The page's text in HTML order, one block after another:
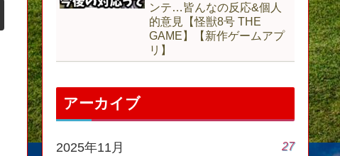
ンテ…皆んなの反応&個人
的意見【怪獣8号 THE
GAME】【新作ゲームアプ
リ】
アーカイブ
2025年11月 27